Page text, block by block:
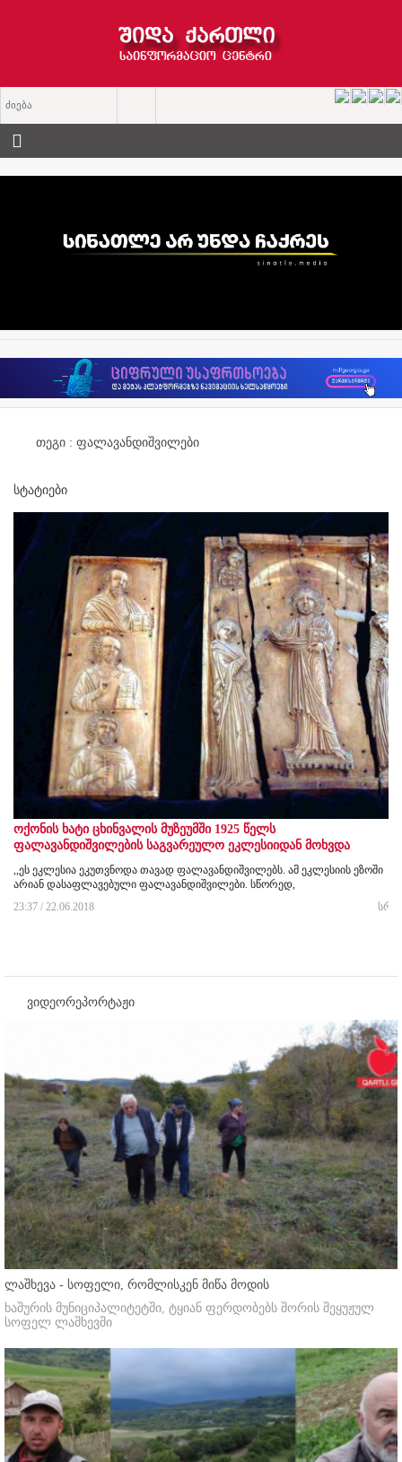
თეგი : ფალავანდიშვილები
სტატიები
ოქონის ხატი ცხინვალის მუზეუმში 1925 წელს
ფალავანდიშვილების საგვარეულო ეკლესიიდან მოხვდა
,,ეს ეკლესია ეკუთვნოდა თავად ფალავანდიშვილებს. ამ ეკლესიის ეზოში
არიან დასაფლავებული ფალავანდიშვილები. სწორედ,
23:37 / 22.06.2018
ვიდეორეპორტაჟი
ლაშხევა - სოფელი, რომლისკენ მიწა მოდის
ხაშურის მუნიციპალიტეტში, ტყიან ფერდობებს შორის შეყუჟულ
სოფელ ლაშხევში